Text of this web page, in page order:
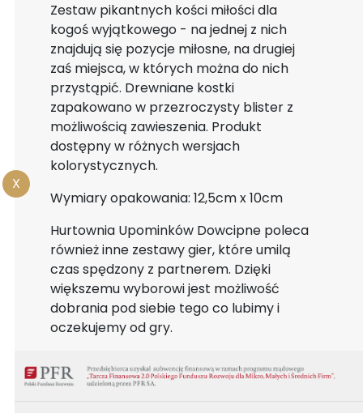
X
Zestaw pikantnych kości miłości dla
kogoś wyjątkowego - na jednej z nich
znajdują się pozycje miłosne, na drugiej
zaś miejsca, w których można do nich
przystąpić. Drewniane kostki
zapakowano w przezroczysty blister z
możliwością zawieszenia. Produkt
dostępny w różnych wersjach
kolorystycznych.
Wymiary opakowania: 12,5cm x 10cm
Hurtownia Upominków Dowcipne poleca
również inne zestawy gier, które umilą
czas spędzony z partnerem. Dzięki
większemu wyborowi jest możliwość
dobrania pod siebie tego co lubimy i
oczekujemy od gry.